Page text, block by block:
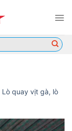
Lò quay vịt gà, lò